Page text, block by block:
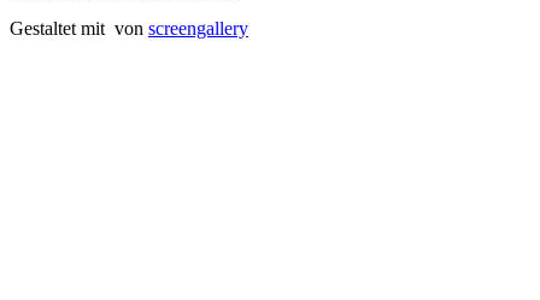
Gestaltet mit von screengallery